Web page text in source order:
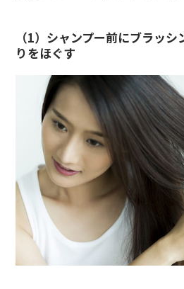
（1）シャンプー前にブラッ
りをほぐす